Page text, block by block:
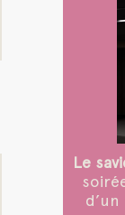
Le